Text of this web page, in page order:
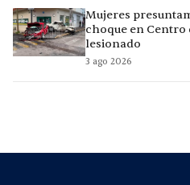
Mujeres
choque en Centro
lesionado
3 ago 2026